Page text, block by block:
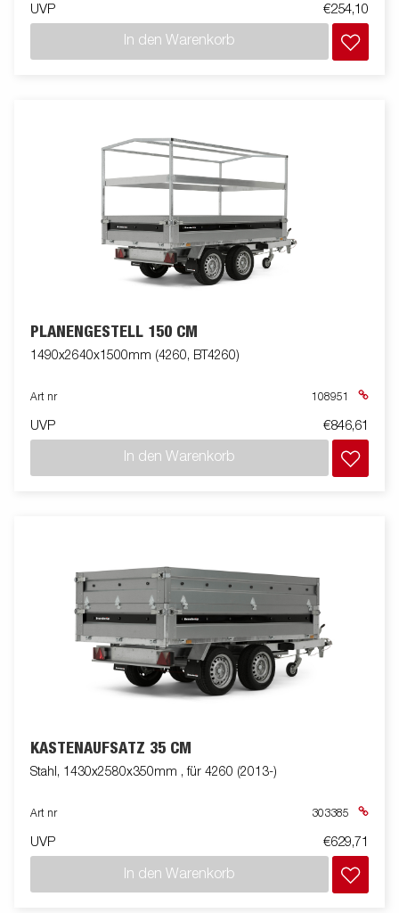
UVP €254,10
In den Warenkorb
PLANENGESTELL 150 CM
1490x2640x1500mm (4260, BT4260)
Art nr 108951
UVP €846,61
In den Warenkorb
KASTENAUFSATZ 35 CM
Stahl, 1430x2580x350mm , für 4260 (2013-)
Art nr 303385
UVP €629,71
In den Warenkorb